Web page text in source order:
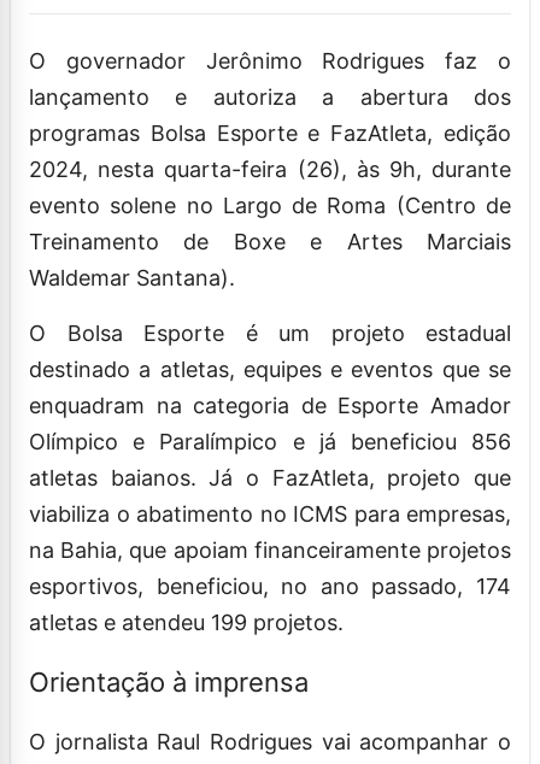
O governador Jerônimo Rodrigues faz o
lançamento e autoriza a abertura dos
programas Bolsa Esporte e FazAtleta, edição
2024, nesta quarta-feira (26), às 9h, durante
evento solene no Largo de Roma (Centro de
Treinamento de Boxe e Artes Marciais
Waldemar Santana).
O Bolsa Esporte é um projeto estadual
destinado a atletas, equipes e eventos que se
enquadram na categoria de Esporte Amador
Olímpico e Paralímpico e já beneficiou 856
atletas baianos. Já o FazAtleta, projeto que
viabiliza o abatimento no ICMS para empresas,
na Bahia, que apoiam financeiramente projetos
esportivos, beneficiou, no ano passado, 174
atletas e atendeu 199 projetos.
Orientação à imprensa
O jornalista Raul Rodrigues vai acompanhar o